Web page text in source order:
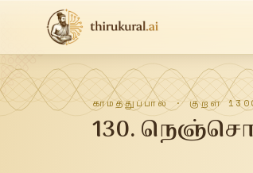
காமத்துப்பால் · குறள்
130.